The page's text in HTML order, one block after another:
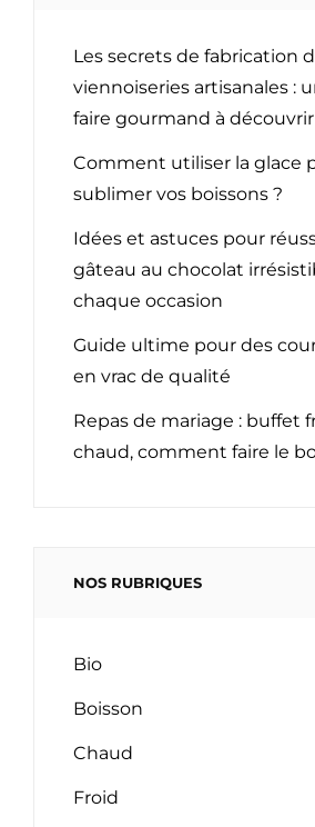
Les secrets de fabrication
viennoiseries artisanales :
faire gourmand à découvrir
Comment utiliser la glace
sublimer vos boissons ?
Idées et astuces pour
gâteau au chocolat
chaque occasion
Guide ultime pour des
en vrac de qualité
Repas de mariage : buffet
chaud, comment faire le
NOS RUBRIQUES
Bio
Boisson
Chaud
Froid